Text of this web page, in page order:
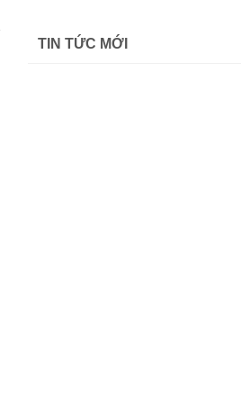
TIN TỨC MỚI